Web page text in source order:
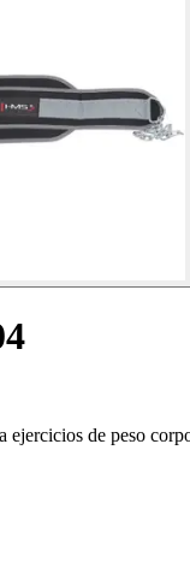
de peso